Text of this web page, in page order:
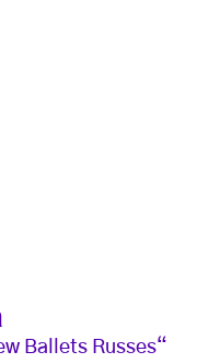
Ballets Russes“